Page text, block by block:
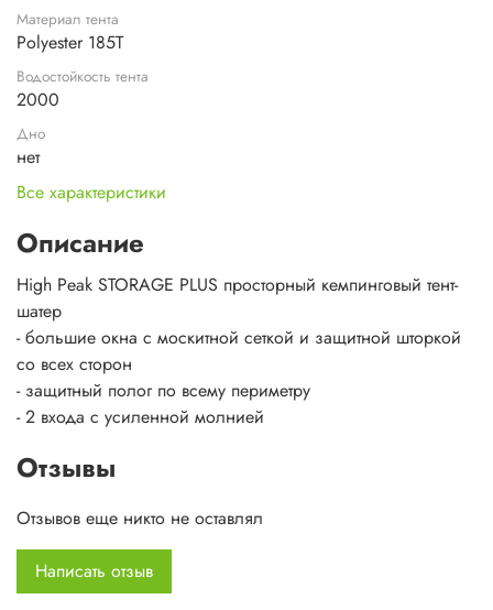
Материал тента
Polyester 185Т
Водостойкость тента
2000
Дно
нет
Все характеристики
Описание
High Peak STORAGE PLUS просторный кемпинговый тент-
шатер
- большие окна с москитной сеткой и защитной шторкой
со всех сторон
- защитный полог по всему периметру
- 2 входа с усиленной молнией
Отзывы
Отзывов еще никто не оставлял
Написать отзыв